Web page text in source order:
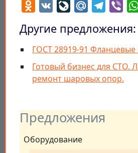
Предложения
Оборудование
Odnoklassniki
VK LiveJournal
Mail.Ru
Другие предложения:
ГОСТ 28919-91 Фланцевые
Готовый бизнес для СТО.
ремонт шаровых опор.